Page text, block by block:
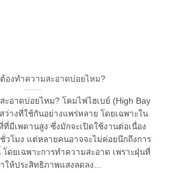
องทำความสะอาดบ่อยไหม?
ะอาดบ่อยไหม? โคมไฟไฮเบย์ (High Bay
ว่างที่ใช้กันอย่างแพร่หลาย โดยเฉพาะใน
ที่มีเพดานสูง ซึ่งมักจะเปิดใช้งานต่อเนื่อง
วโมง แต่หลายคนอาจจะไม่ค่อยนึกถึงการ
ดยเฉพาะการทำความสะอาด เพราะฝุ่นที่
ให้ประสิทธิภาพแสงลดลง...